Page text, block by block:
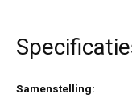
Samenstelling: